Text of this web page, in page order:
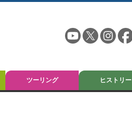
ツーリング ヒストリー